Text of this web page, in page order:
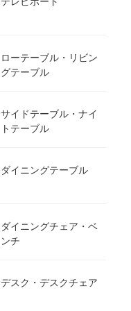
ローテーブル・リビン
グテーブル
サイドテーブル・ナイ
トテーブル
ダイニングテーブル
ダイニングチェア・ベ
ンチ
デスク・デスクチェア